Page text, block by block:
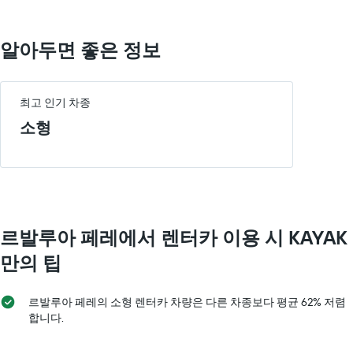
균
요
을
표
하
이
있
습
다.
200000.
알아두면 좋은 정보
최고 인기 차종
소형
르발루아 페레​에서 렌터카 이용 시 KAYAK
만의 팁
르발루아 페레의 소형 렌터카 차량은 다른 차종보다 평균 62% 저렴
합니다.